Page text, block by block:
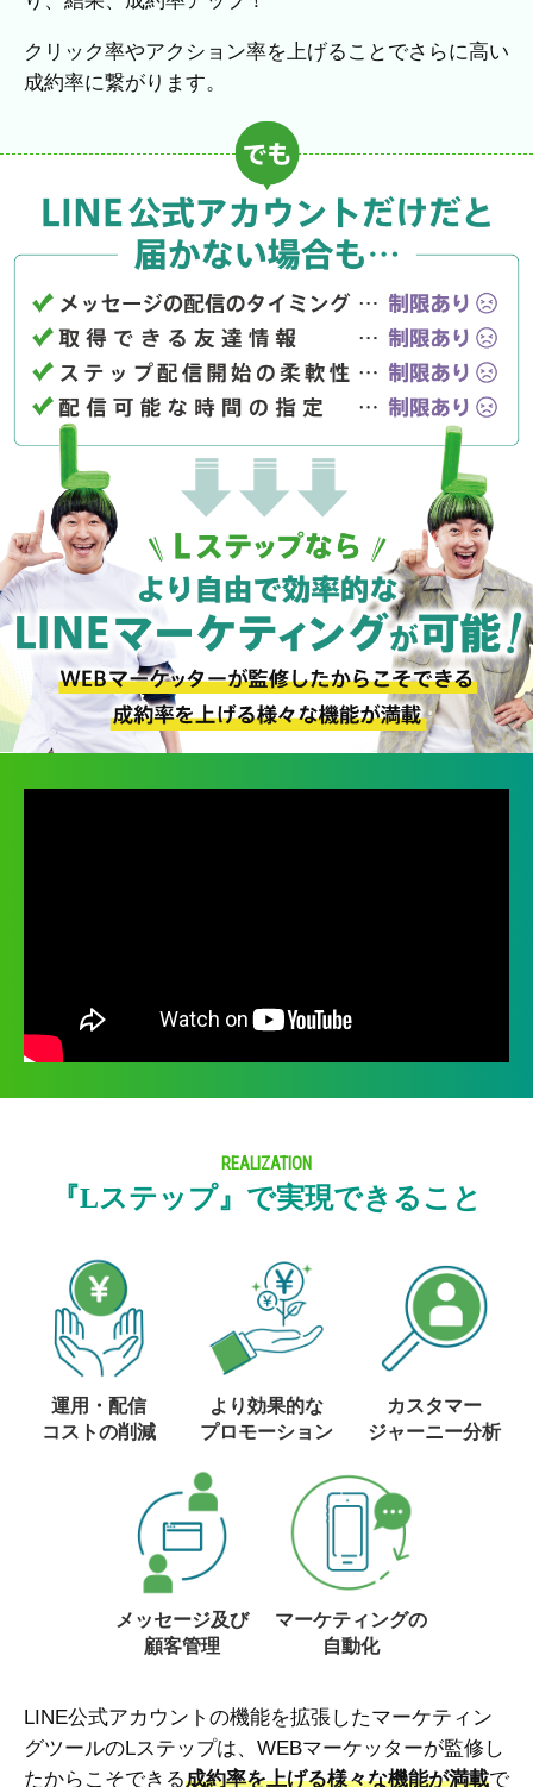
クリック率やアクション率を上げることでさらに高い
成約率に繋がります。
REALIZATION
『Lステップ』で実現できること
運用・配信
コストの削減
より効果的な
プロモーション
カスタマー
ジャーニー分析
メッセージ及び
顧客管理
マーケティングの
自動化
LINE公式アカウントの機能を拡張したマーケティン
グツールのLステップは、WEBマーケッターが監修し
たからこそできる成約率を上げる様々な機能が満載で